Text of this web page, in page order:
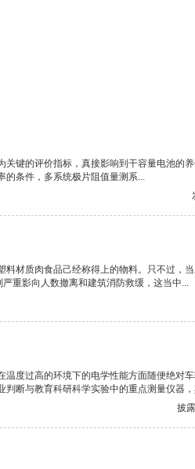
键的评价指标，真接影响到干容量电池的
的条件，多系统极片阻值量测系...
材质肉食品己经称得上的物料。只不过，
重影向人数撤离和建筑消防救缓，这当中...
度过高的环境下的电学性能方面随便绝对
断与教育科研科学实验中的重点测量仪器
披